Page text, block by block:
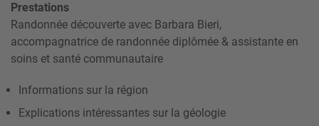
Prestations
Randonnée découverte avec Barbara Bieri,
accompagnatrice de randonnée diplômée & assistante en
soins et santé communautaire
Informations sur la région
Explications intéressantes sur la géologie